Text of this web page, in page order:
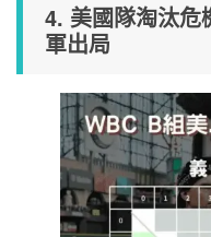
4. 美國隊淘汰危
軍出局